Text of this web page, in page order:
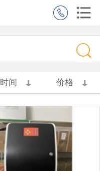
时间 价格